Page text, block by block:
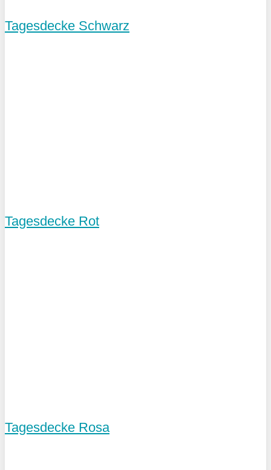
Tagesdecke Schwarz
Tagesdecke Rot
Tagesdecke Rosa